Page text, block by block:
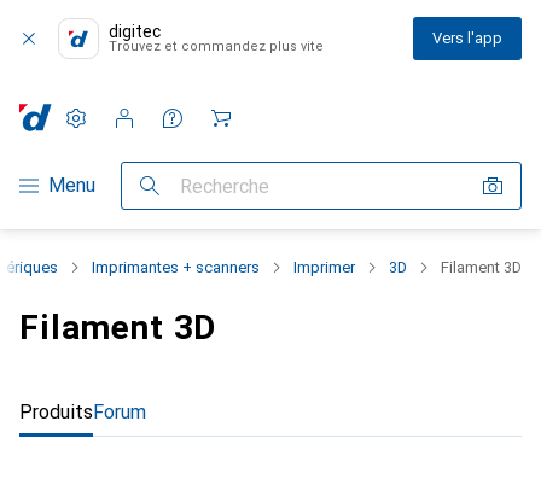
digitec
Trouvez et commandez plus vite Vers l'app
Navigation par catégorie
Menu Recherche
Paramètres
Compte client
Listes de comparaison
Listes d'envies
Panier
Imprimantes + scanners Imprimer 3D Filament 3D
Filament 3D
ProduitsForum